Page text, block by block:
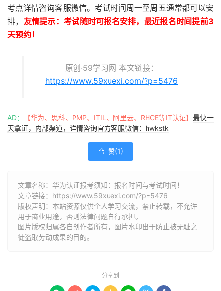
考点详情咨询客服微信。考试时间周一至周五通常都可以安
排， 友情提示：考试随时可报名安排，最近报名时间提前3
天预约！
原创·59学习网 本文链接：
https://www.59xuexi.com/?p=5476
AD： 【华为、思科、PMP、ITIL、阿里云、RHCE等IT认证】 最快一
天拿证，内部渠道，详情咨询官方客服微信：hwkstk
 赞(1)
文章名称：华为认证报考须知：报名时间与考试时间！
文章链接： https://www.59xuexi.com/?p=5476
版权声明：本站资源仅供个人学习交流，禁止转载，不允许
用于商业用途，否则法律问题自行承担。
图片版权归属各自创作者所有，图片水印出于防止被无耻之
徒盗取劳动成果的目的。
分享到